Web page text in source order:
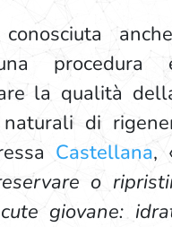
procedura
la qualità
di
Castellana,
o
giovane: